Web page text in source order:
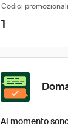
Codici promozionali
1
Al momento